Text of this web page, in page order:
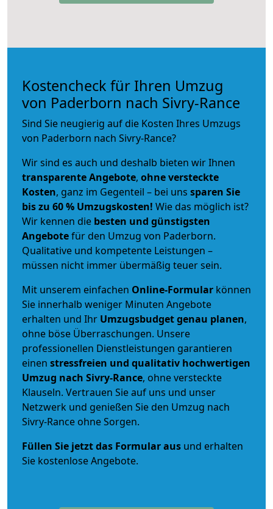
Kostencheck für Ihren Umzug
von Paderborn nach Sivry-Rance
Sind Sie neugierig auf die Kosten Ihres Umzugs
von Paderborn nach Sivry-Rance?
Wir sind es auch und deshalb bieten wir Ihnen
transparente Angebote, ohne versteckte
Kosten, ganz im Gegenteil – bei uns sparen Sie
bis zu 60 % Umzugskosten! Wie das möglich ist?
Wir kennen die besten und günstigsten
Angebotefür den Umzug von Paderborn.
Qualitative und kompetente Leistungen –
müssen nicht immer übermäßig teuer sein.
Mit unserem einfachen Online-Formular können
Sie innerhalb weniger Minuten Angebote
erhalten und Ihr Umzugsbudgetgenau planen,
ohne böse Überraschungen. Unsere
professionellen Dienstleistungen garantieren
einen stressfreien und qualitativ hochwertigen
Umzug nach Sivry-Rance, ohne versteckte
Klauseln. Vertrauen Sie auf uns und unser
Netzwerk und genießen Sie den Umzug nach
Sivry-Rance ohne Sorgen.
Füllen Sie jetzt das Formular aus und erhalten
Sie kostenlose Angebote.